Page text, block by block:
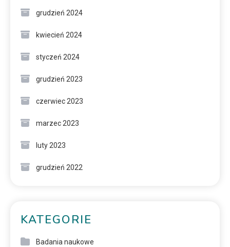
grudzień 2024
kwiecień 2024
styczeń 2024
grudzień 2023
czerwiec 2023
marzec 2023
luty 2023
grudzień 2022
KATEGORIE
Badania naukowe